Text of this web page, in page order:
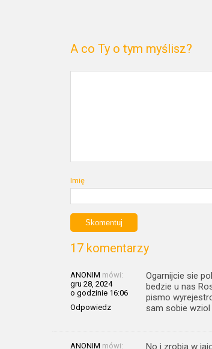
A co Ty o tym myślisz?
Imię
17 komentarzy
ANONIM mówi:
gru 28, 2024
o godzinie 16:06
Odpowiedz
Ogarnijcie sie
bedzie u nas
pismo
sam sobie
ANONIM mówi: No i zrobią w